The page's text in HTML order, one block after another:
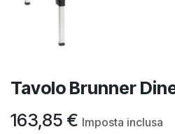
Tavolo Brunner
163,85 € Imposta inclusa